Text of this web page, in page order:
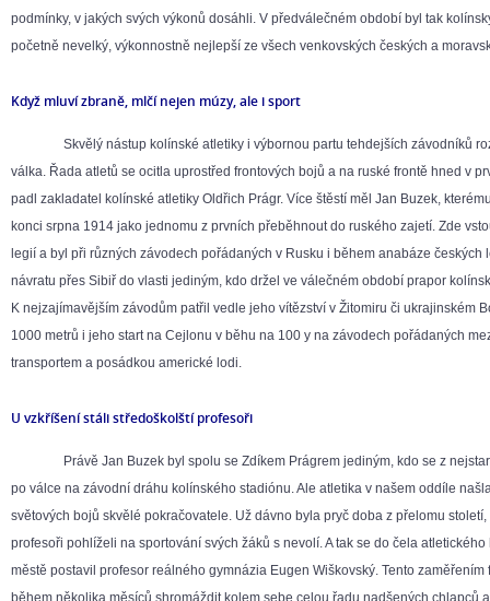
podmínky, v jakých svých výkonů dosáhli. V předválečném období byl tak
početně nevelký, výkonnostně nejlepší ze všech venkovských českých a
Když mluví zbraně, mlčí nejen múzy, ale i sport
Skvělý nástup kolínské atletiky i výbornou partu tehdejších závodníků
válka. Řada atletů se ocitla uprostřed frontových bojů a na ruské frontě hned v
padl zakladatel kolínské atletiky Oldřich Prágr. Více štěstí měl Jan Buzek,
konci srpna 1914 jako jednomu z prvních přeběhnout do ruského zajetí. Zde
legií a byl při různých závodech pořádaných v Rusku i během anabáze českých
návratu přes Sibiř do vlasti jediným, kdo držel ve válečném období prapor
K nejzajímavějším závodům patřil vedle jeho vítězství v Žitomiru či ukrajinském
1000 metrů i jeho start na Cejlonu v běhu na 100 y na závodech pořádaných
transportem a posádkou americké lodi.
U vzkříšení stáli středoškolští profesoři
Právě Jan Buzek byl spolu se Zdíkem Prágrem jediným, kdo se z
po válce na závodní dráhu kolínského stadiónu. Ale atletika v našem oddíle
světových bojů skvělé pokračovatele. Už dávno byla pryč doba z přelomu
profesoři pohlíželi na sportování svých žáků s nevolí. A tak se do čela atletického
městě postavil profesor reálného gymnázia Eugen Wiškovský. Tento
během několika měsíců shromáždit kolem sebe celou řadu nadšených chlapců